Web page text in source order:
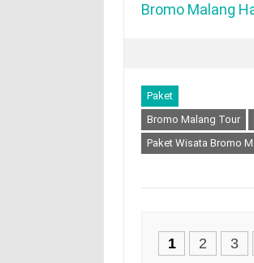
Bromo Malang
Paket
Bromo Malang Tour
Paket Wisata Bromo
Posts
1 2 3